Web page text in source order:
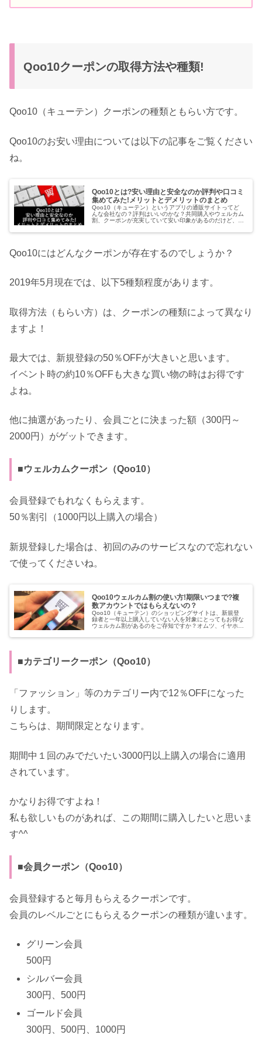
Qoo10クーポンの取得方法や種類!
Qoo10（キューテン）クーポンの種類ともらい方です。
Qoo10のお安い理由については以下の記事をご覧ください
ね。
Qoo10とは?安い理由と安全なのか評判や口コミ
集めてみた!メリットとデメリットのまとめ
Qoo10（キューテン）というアプリの通販サイトってど
んな会社なの？評判はいいのかな？共同購入やウェルカム
割、クーポンが充実していて安い印象があるのだけど、安
などのK-popファンや...
Qoo10にはどんなクーポンが存在するのでしょうか？
2019年5月現在では、以下5種類程度があります。
取得方法（もらい方）は、クーポンの種類によって異なり
ますよ！
最大では、新規登録の50％OFFが大きいと思います。
イベント時の約10％OFFも大きな買い物の時はお得です
よね。
他に抽選があったり、会員ごとに決まった額（300円～
2000円）がゲットできます。
■ウェルカムクーポン（Qoo10）
会員登録でもれなくもらえます。
50％割引（1000円以上購入の場合）
新規登録した場合は、初回のみのサービスなので忘れない
で使ってくださいね。
Qoo10ウェルカム割の使い方!期限いつまで?複
数アカウントではもらえないの？
Qoo10（キューテン）のショッピングサイトは、新規登
録者と一年以上購入していない人を対象にとってもお得な
ウェルカム割があるのをご存知ですか？オムツ、イヤホ
ド（ミスタードナッツ）、サーテ...
■カテゴリークーポン（Qoo10）
「ファッション」等のカテゴリー内で12％OFFになった
りします。
こちらは、期間限定となります。
期間中１回のみでだいたい3000円以上購入の場合に適用
されています。
かなりお得ですよね！
私も欲しいものがあれば、この期間に購入したいと思いま
す^^
■会員クーポン（Qoo10）
会員登録すると毎月もらえるクーポンです。
会員のレベルごとにもらえるクーポンの種類が違います。
グリーン会員
500円
シルバー会員
300円、500円
ゴールド会員
300円、500円、1000円